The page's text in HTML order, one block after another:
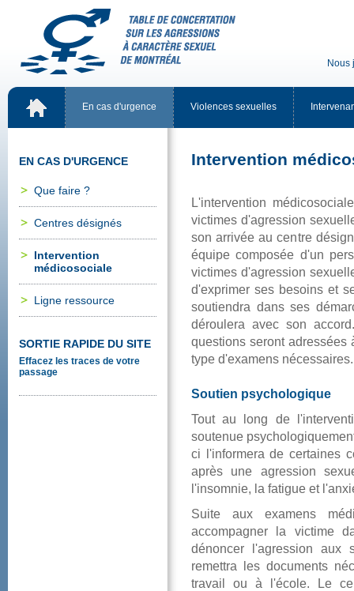
Encasd'urgence Violencessexuelles
ENCASD'URGENCE
Quefaire?
Centresdésignés
Intervention
médicosociale
Ligneressource
SORTIERAPIDEDUSITE
Effacezlestracesdevotre
passage
typed'examensnécessaires.
Soutienpsychologique